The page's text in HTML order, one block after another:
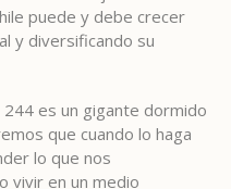
puede y debe crecer
y diversificando su
es un gigante dormido
que cuando lo haga
lo que nos
vivir en un medio